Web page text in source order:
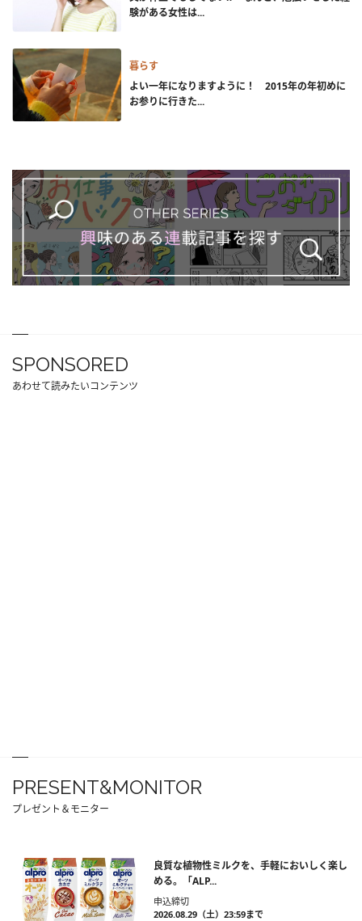
験がある女性は...
暮らす
よい一年になりますように！ 2015年の年初めに
お参りに行きた...
SPONSORED
あわせて読みたいコンテンツ
PRESENT&MONITOR
プレゼント＆モニター
良質な植物性ミルクを、手軽においしく楽し
める。「ALP...
申込締切
2026.08.29（土）23:59まで